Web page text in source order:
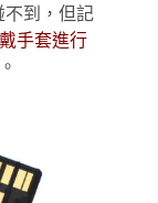
不到，但記
手套進行
。